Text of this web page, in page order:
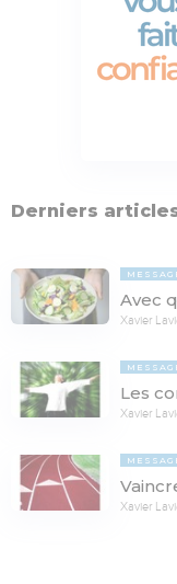
Derniers
Avec
Xavier
Les
Xavier
Xavier